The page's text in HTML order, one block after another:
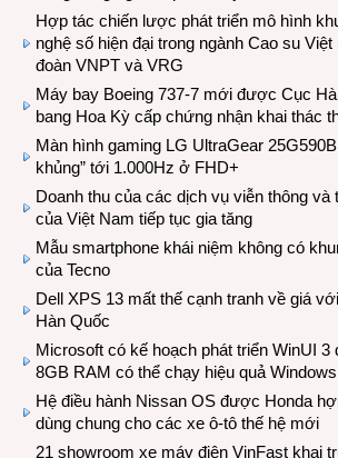
Hợp tác chiến lược phát triển mô hình
nghệ số hiện đại trong ngành Cao su
đoàn VNPT và VRG
Máy bay Boeing 737-7 mới được Cục
bang Hoa Kỳ cấp chứng nhận khai thác
Màn hình gaming LG UltraGear
khủng” tới 1.000Hz ở FHD+
Doanh thu của các dịch vụ viễn thông và
của Việt Nam tiếp tục gia tăng
Mẫu smartphone khái niệm không có
của Tecno
Dell XPS 13 mất thế cạnh tranh về giá
Hàn Quốc
Microsoft có kế hoạch phát triển WinUI 3
8GB RAM có thể chạy hiệu quả Windows
Hệ điều hành Nissan OS được Honda
dùng chung cho các xe ô-tô thế hệ mới
21 showroom xe máy điện VinFast khai